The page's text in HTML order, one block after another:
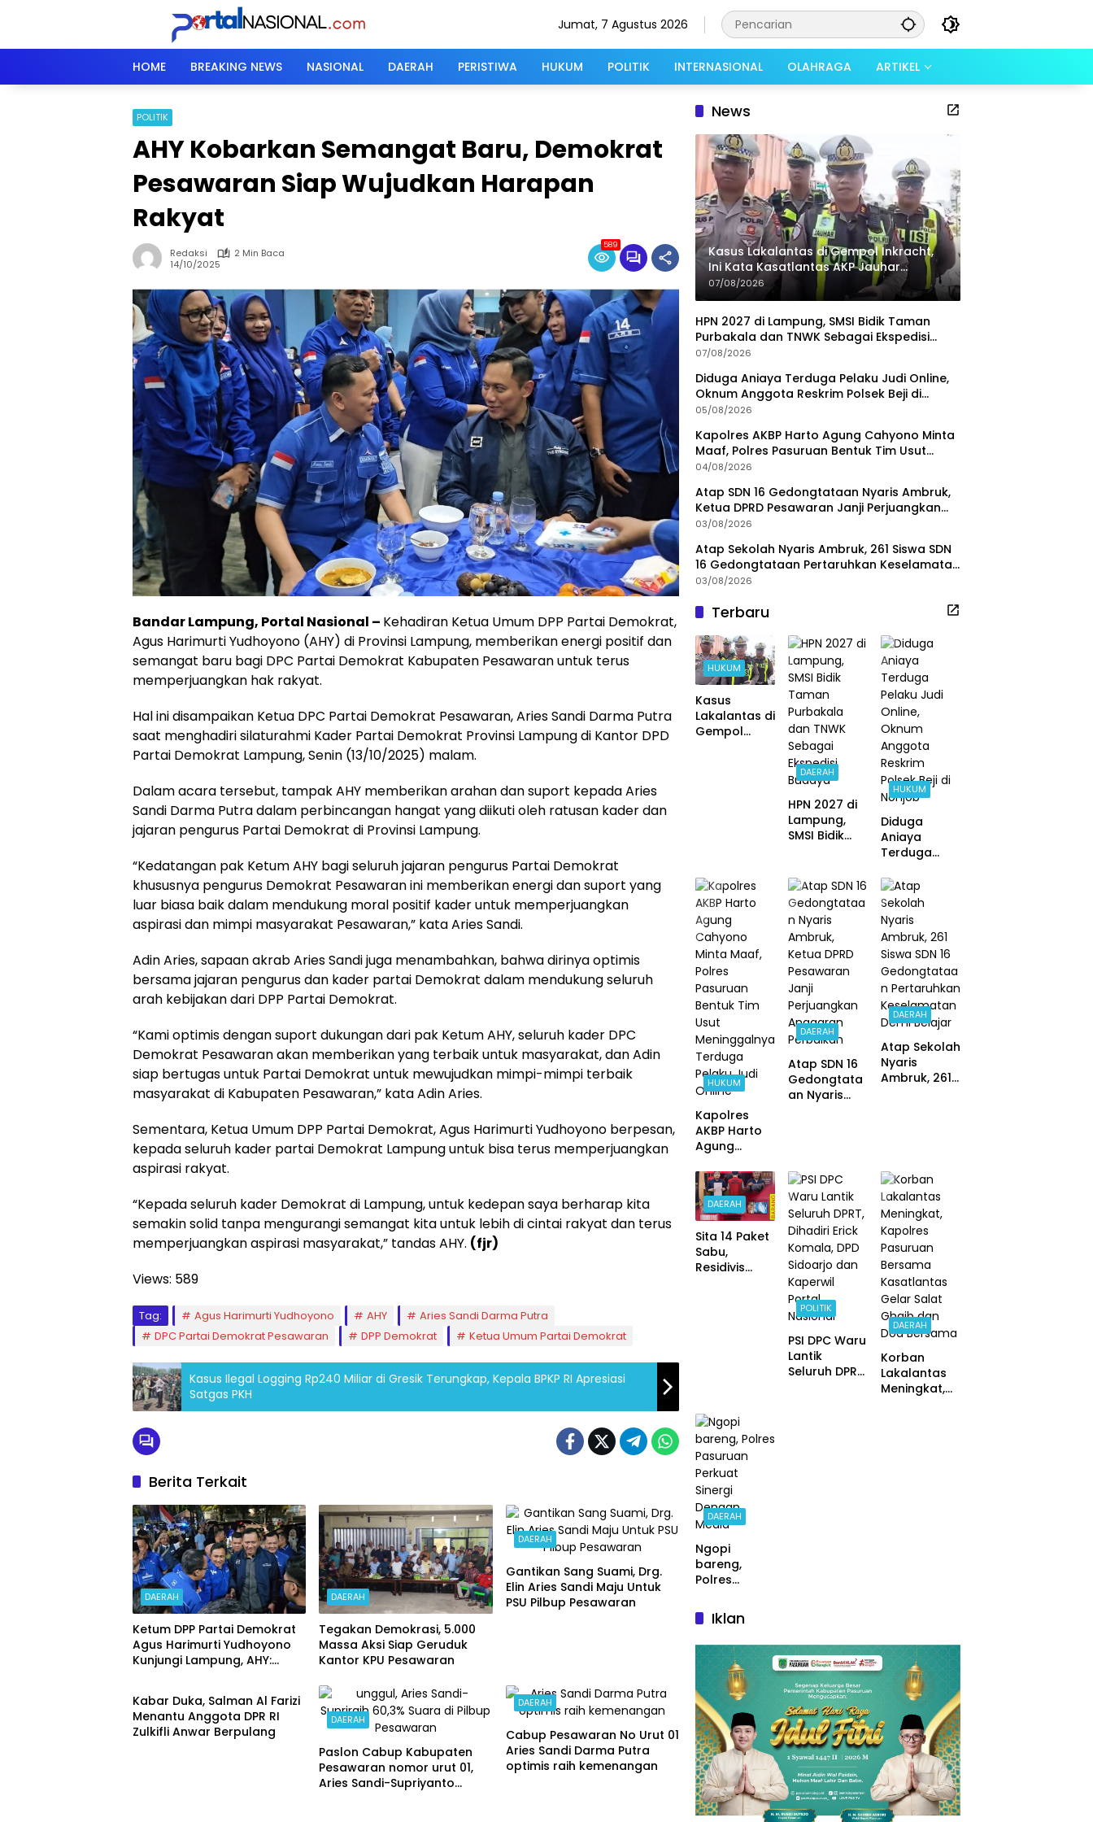
Jumat, 7 Agustus 2026
HOME BREAKING NEWS NASIONAL DAERAH PERISTIWA HUKUM POLITIK INTERNASIONAL OLAHRAGA ARTIKEL
POLITIK
AHY Kobarkan Semangat Baru, Demokrat
Pesawaran Siap Wujudkan Harapan
Rakyat
Redaksi
2 Min Baca
14/10/2025
589
Bandar Lampung, Portal Nasional – Kehadiran Ketua Umum DPP Partai Demokrat,
Agus Harimurti Yudhoyono (AHY) di Provinsi Lampung, memberikan energi positif dan
semangat baru bagi DPC Partai Demokrat Kabupaten Pesawaran untuk terus
memperjuangkan hak rakyat.
Hal ini disampaikan Ketua DPC Partai Demokrat Pesawaran, Aries Sandi Darma Putra
saat menghadiri silaturahmi Kader Partai Demokrat Provinsi Lampung di Kantor DPD
Partai Demokrat Lampung, Senin (13/10/2025) malam.
Dalam acara tersebut, tampak AHY memberikan arahan dan suport kepada Aries
Sandi Darma Putra dalam perbincangan hangat yang diikuti oleh ratusan kader dan
jajaran pengurus Partai Demokrat di Provinsi Lampung.
“Kedatangan pak Ketum AHY bagi seluruh jajaran pengurus Partai Demokrat
khususnya pengurus Demokrat Pesawaran ini memberikan energi dan suport yang
luar biasa baik dalam mendukung moral positif kader untuk memperjuangkan
aspirasi dan mimpi masyarakat Pesawaran,” kata Aries Sandi.
Adin Aries, sapaan akrab Aries Sandi juga menambahkan, bahwa dirinya optimis
bersama jajaran pengurus dan kader partai Demokrat dalam mendukung seluruh
arah kebijakan dari DPP Partai Demokrat.
“Kami optimis dengan suport dukungan dari pak Ketum AHY, seluruh kader DPC
Demokrat Pesawaran akan memberikan yang terbaik untuk masyarakat, dan Adin
siap bertugas untuk Partai Demokrat untuk mewujudkan mimpi-mimpi terbaik
masyarakat di Kabupaten Pesawaran,” kata Adin Aries.
Sementara, Ketua Umum DPP Partai Demokrat, Agus Harimurti Yudhoyono berpesan,
kepada seluruh kader partai Demokrat Lampung untuk bisa terus memperjuangkan
aspirasi rakyat.
“Kepada seluruh kader Demokrat di Lampung, untuk kedepan saya berharap kita
semakin solid tanpa mengurangi semangat kita untuk lebih di cintai rakyat dan terus
memperjuangkan aspirasi masyarakat,” tandas AHY. (fjr)
Views: 589
Tag: Agus Harimurti Yudhoyono AHY
Aries Sandi Darma Putra
DPC Partai Demokrat Pesawaran
DPP Demokrat Ketua Umum Partai Demokrat
Kasus Ilegal Logging Rp240 Miliar di Gresik Terungkap, Kepala BPKP RI Apresiasi
Satgas PKH
Berita Terkait
DAERAH
Ketum DPP Partai Demokrat
Agus Harimurti Yudhoyono
Kunjungi Lampung, AHY:
Majukan Daerah
DAERAH
Tegakan Demokrasi, 5.000
Massa Aksi Siap Geruduk
Kantor KPU Pesawaran
DAERAH
Gantikan Sang Suami, Drg.
Elin Aries Sandi Maju Untuk
PSU Pilbup Pesawaran
BREAKING NEWS
Kabar Duka, Salman Al Farizi
Menantu Anggota DPR RI
Zulkifli Anwar Berpulang
DAERAH
Paslon Cabup Kabupaten
Pesawaran nomor urut 01,
Aries Sandi-Supriyanto
DAERAH
Cabup Pesawaran No Urut 01
Aries Sandi Darma Putra
optimis raih kemenangan
News
Kasus Lakalantas di Gempol Inkracht,
Ini Kata Kasatlantas AKP Jauhar
Rizqullah
07/08/2026
HPN 2027 di Lampung, SMSI Bidik Taman
Purbakala dan TNWK Sebagai Ekspedisi
Budaya
07/08/2026
Diduga Aniaya Terduga Pelaku Judi Online,
Oknum Anggota Reskrim Polsek Beji di
Nonjob
05/08/2026
Kapolres AKBP Harto Agung Cahyono Minta
Maaf, Polres Pasuruan Bentuk Tim Usut
Meninggalnya Terduga Pelaku Judi Online
04/08/2026
Atap SDN 16 Gedongtataan Nyaris Ambruk,
Ketua DPRD Pesawaran Janji Perjuangkan
Anggaran Perbaikan
03/08/2026
Atap Sekolah Nyaris Ambruk, 261 Siswa SDN
16 Gedongtataan Pertaruhkan Keselamatan
Demi Belajar
03/08/2026
Terbaru
HUKUM
Kasus
Lakalantas di
Gempol
DAERAH
HPN 2027 di
Lampung,
SMSI Bidik
dan TNWK
Sebagai
Ekspedisi
Budaya
HUKUM
Diduga
Aniaya
Terduga
Online,
Oknum
Anggota
Reskrim
Polsek Beji di
Nonjob
HUKUM
Kapolres
AKBP Harto
Agung
Minta Maaf,
Polres
Pasuruan
Bentuk Tim
Usut
Meninggalny
a Terduga
DAERAH
Atap SDN 16
Gedongtata
an Nyaris
Perjuangkan
Anggaran
Perbaikan
DAERAH
Atap Sekolah
Nyaris
Ambruk, 261
Demi Belajar
DAERAH
Sita 14 Paket
Sabu,
Residivis
POLITIK
PSI DPC Waru
Lantik
Seluruh DPRT,
DAERAH
Korban
Lakalantas
Meningkat,
DAERAH
Ngopi
bareng,
Polres
Perkuat
Sinergi
Dengan
Media
Iklan